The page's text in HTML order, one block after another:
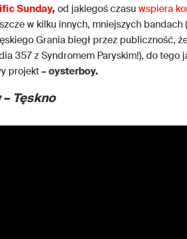
Sunday, od jakiegoś czasu wspiera
w kilku innych, mniejszych
Grania biegł przez publiczność,
357 z Syndromem Paryskim!), do tego
projekt–oysterboy.
– Tęskno